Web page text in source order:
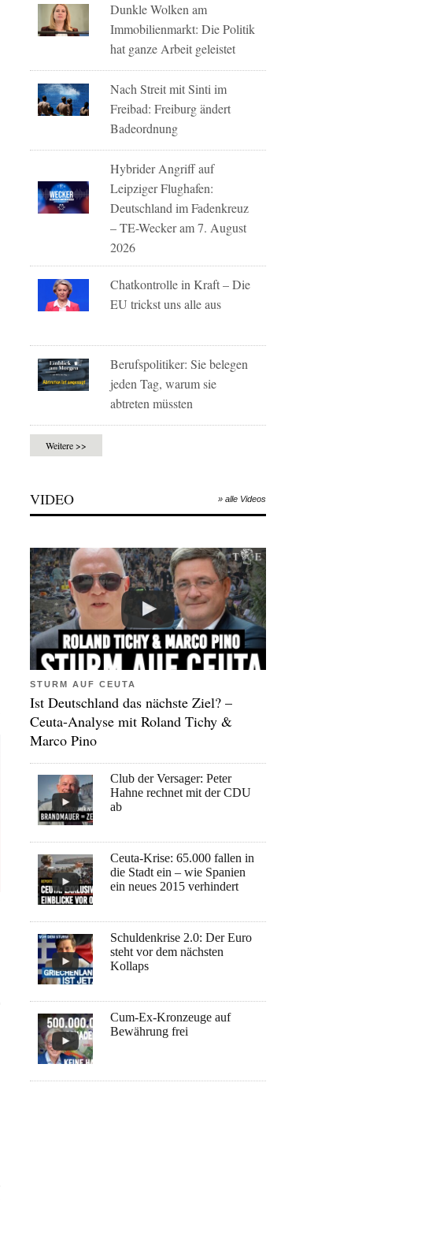
Dunkle Wolken am
Immobilienmarkt: Die Politik
hat ganze Arbeit geleistet
Nach Streit mit Sinti im
Freibad: Freiburg ändert
Badeordnung
Hybrider Angriff auf
Leipziger Flughafen:
Deutschland im Fadenkreuz
– TE-Wecker am 7. August
2026
Chatkontrolle in Kraft – Die
EU trickst uns alle aus
Berufspolitiker: Sie belegen
jeden Tag, warum sie
abtreten müssten
Weitere >>
VIDEO » alle Videos
STURM AUF CEUTA
Ist Deutschland das nächste Ziel? –
Ceuta-Analyse mit Roland Tichy &
Marco Pino
Club der Versager: Peter
Hahne rechnet mit der CDU
ab
Ceuta-Krise: 65.000 fallen in
die Stadt ein – wie Spanien
ein neues 2015 verhindert
Schuldenkrise 2.0: Der Euro
steht vor dem nächsten
Kollaps
Cum-Ex-Kronzeuge auf
Bewährung frei